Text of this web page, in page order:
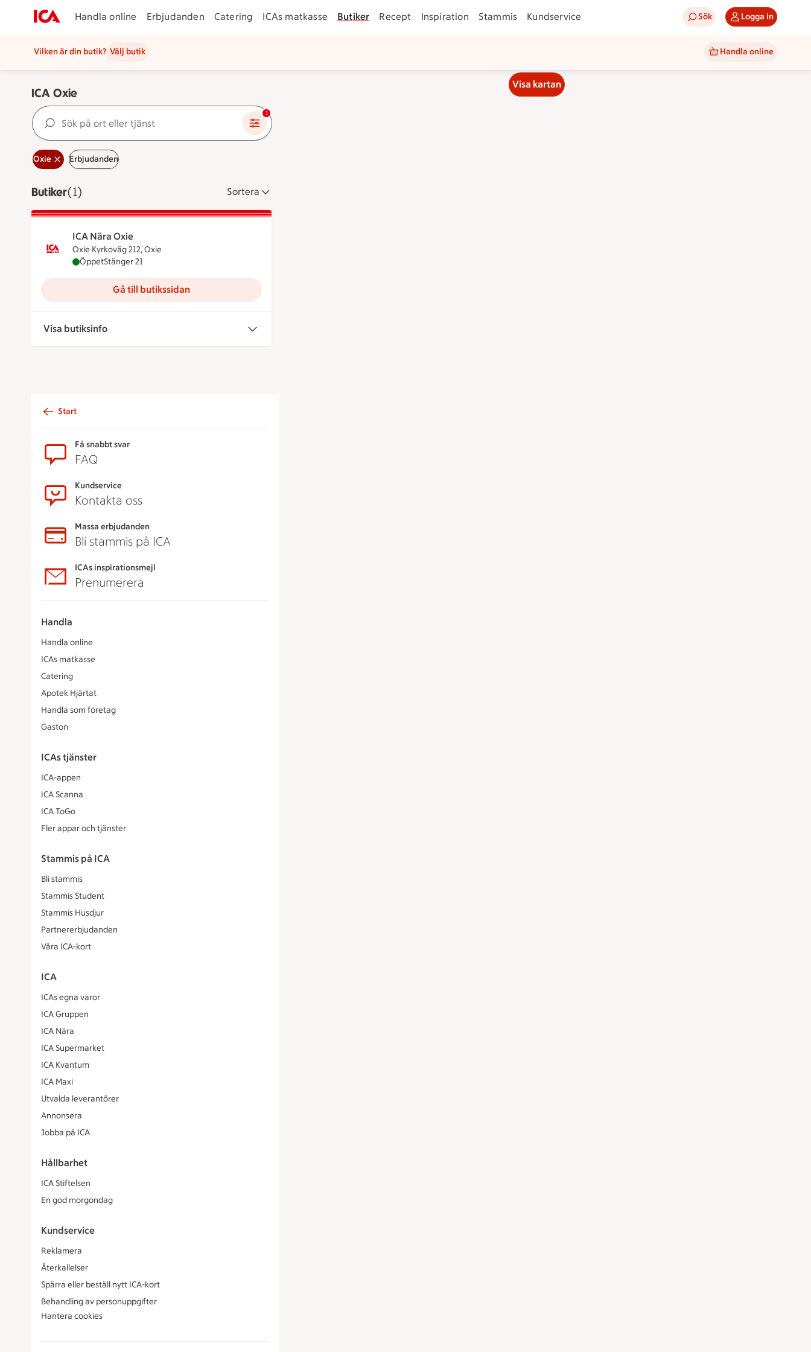
Handla online Erbjudanden Catering ICAs matkasse Butiker Recept Inspiration Stammis Kundservice Sök Logga in
Vilken är din butik? Välj butik Handla online
ICA Oxie
Sök på ort eller tjänst 1
Oxie Erbjudanden
ButikerVisar 1 stycken
(1) Sortera
ICA Nära Oxie
Oxie Kyrkoväg 212, Oxie
ICA Nära Oxie är öppen nu, stänger klockan 21
ÖppetStänger 21
Gå till butikssidan
Visa butiksinfo
Start
Få snabbt svar
FAQ
Kundservice
Kontakta oss
Massa erbjudanden
Bli stammis på ICA
ICAs inspirationsmejl
Prenumerera
Handla
Handla online
ICAs matkasse
Catering
Apotek Hjärtat
Handla som företag
Gaston
ICAs tjänster
ICA-appen
ICA Scanna
ICA ToGo
Fler appar och tjänster
Stammis på ICA
Bli stammis
Stammis Student
Stammis Husdjur
Partnererbjudanden
Våra ICA-kort
ICA
ICAs egna varor
ICA Gruppen
ICA Nära
ICA Supermarket
ICA Kvantum
ICA Maxi
Utvalda leverantörer
Annonsera
Jobba på ICA
Hållbarhet
ICA Stiftelsen
En god morgondag
Kundservice
Reklamera
Återkallelser
Spärra eller beställ nytt ICA-kort
Behandling av personuppgifter
Hantera cookies
Visa kartan